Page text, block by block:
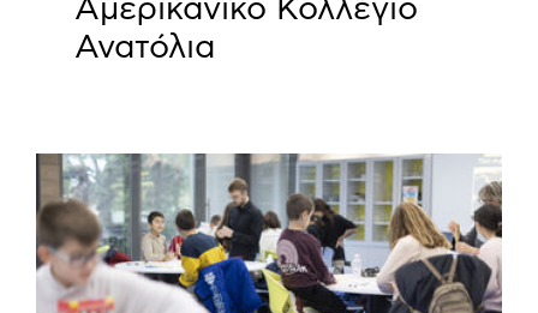
Αμερικάνικο Κολλέγιο
Ανατόλια